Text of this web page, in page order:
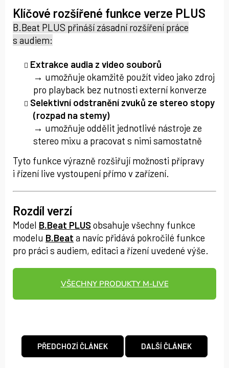
Klíčové rozšířené funkce verze PLUS
B.Beat PLUS přináší zásadní rozšíření práce
s audiem:
Extrakce audia z video souborů
→ umožňuje okamžitě použít video jako zdroj
pro playback bez nutnosti externí konverze
Selektivní odstranění zvuků ze stereo stopy
(rozpad na stemy)
→ umožňuje oddělit jednotlivé nástroje ze
stereo mixu a pracovat s nimi samostatně
Tyto funkce výrazně rozšiřují možnosti přípravy
i řízení live vystoupení přímo v zařízení.
Rozdíl verzí
Model B.Beat PLUSobsahuje všechny funkce
modelu B.Beat a navíc přidává pokročilé funkce
pro práci s audiem, editaci a řízení uvedené výše.
VŠECHNY PRODUKTY M‑LIVE
PŘEDCHOZÍ ČLÁNEK DALŠÍ ČLÁNEK